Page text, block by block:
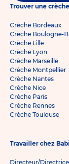
Trouver une crèche
Crèche Bordeaux
Crèche Boulogne-
Crèche Lille
Crèche Lyon
Crèche Marseille
Crèche Montpellier
Crèche Nantes
Crèche Nice
Crèche Paris
Crèche Rennes
Crèche Toulouse
Travailler chez
Directeur/